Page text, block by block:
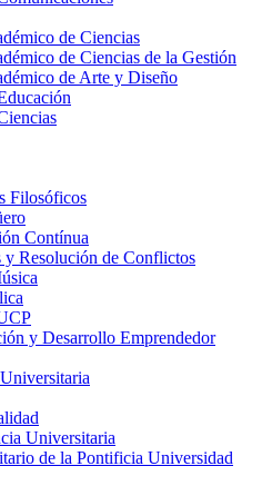
de Ciencias
de Ciencias de la Gestión
de Arte y Diseño
Filosóficos
Contínua
y Resolución de Conflictos
y Desarrollo Emprendedor
Universitaria
de la Pontificia Universidad